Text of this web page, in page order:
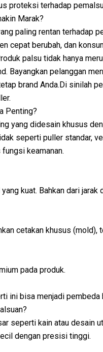
proteksi terhadap
Marak?
paling rentan terhadap
cepat berubah, dan
palsu tidak hanya
Bayangkan pelanggan
brand Anda.Di sinilah
Penting?
yang didesain khusus
seperti puller standar,
keamanan.
kuat. Bahkan dari jarak
cetakan khusus (mold),
pada produk.
ini bisa menjadi pembeda
seperti kain atau desain
dengan presisi tinggi.